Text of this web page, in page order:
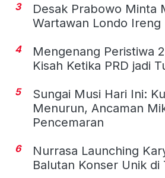
3
Desak Prabowo Minta
Wartawan Londo Ireng
4
Mengenang Peristiwa
Kisah Ketika PRD jadi
5
Sungai Musi Hari Ini:
Menurun, Ancaman
Pencemaran
6
Nurrasa Launching
Balutan Konser Unik di